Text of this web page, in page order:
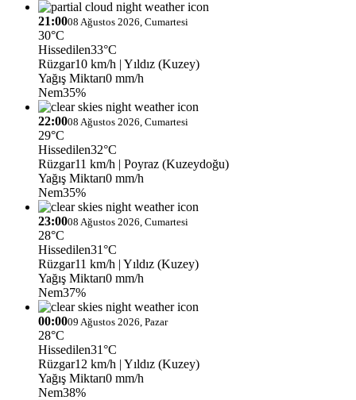
21:0008 Ağustos 2026, Cumartesi
30°C
Hissedilen33°C
Rüzgar10 km/h | Yıldız (Kuzey)
Yağış Miktarı0 mm/h
Nem35%
22:0008 Ağustos 2026, Cumartesi
29°C
Hissedilen32°C
Rüzgar11 km/h | Poyraz (Kuzeydoğu)
Yağış Miktarı0 mm/h
Nem35%
23:0008 Ağustos 2026, Cumartesi
28°C
Hissedilen31°C
Rüzgar11 km/h | Yıldız (Kuzey)
Yağış Miktarı0 mm/h
Nem37%
00:0009 Ağustos 2026, Pazar
28°C
Hissedilen31°C
Rüzgar12 km/h | Yıldız (Kuzey)
Yağış Miktarı0 mm/h
Nem38%